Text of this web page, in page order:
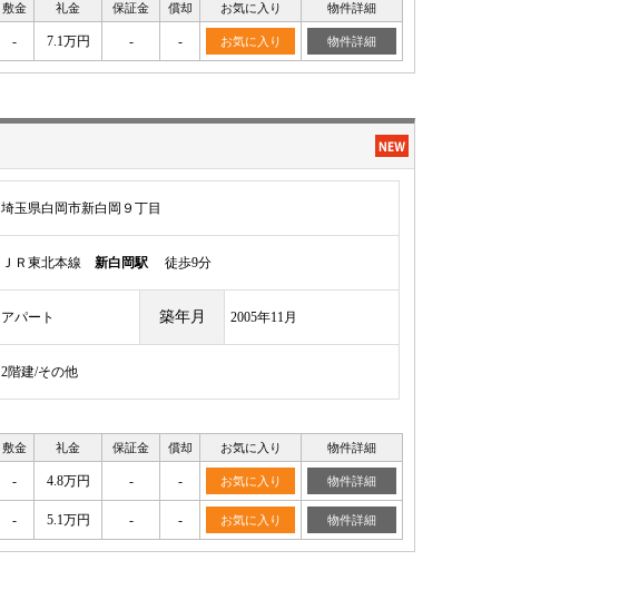
敷金 礼金 保証金 償却 お気に入り 物件詳細
- 7.1万円 - - お気に入り 物件詳細
埼玉県白岡市新白岡９丁目
ＪＲ東北本線 新白岡駅 徒歩9分
アパート 築年月 2005年11月
2階建/その他
敷金 礼金 保証金 償却 お気に入り 物件詳細
- 4.8万円 - - お気に入り 物件詳細
- 5.1万円 - - お気に入り 物件詳細